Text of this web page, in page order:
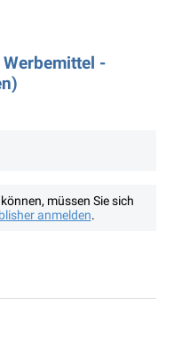
-
müssen Sie sich
anmelden.